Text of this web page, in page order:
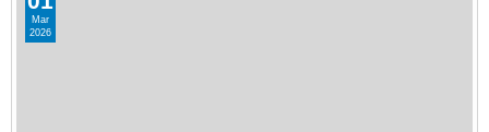
Mar
2026